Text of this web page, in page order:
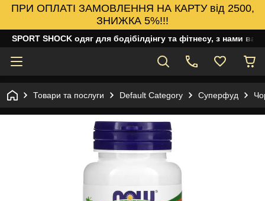
ПРИ ОПЛАТІ ЗАМОВЛЕННЯ НА КАРТУ від 2500,
ЗНИЖКА 5%!!!
SPORT SHOCK одяг для бодібілдінгу та фітнесу, з нами
Товари та послуги Default Category Суперфуд